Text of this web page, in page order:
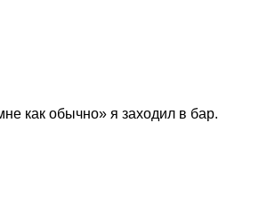
как обычно» я заходил в бар.